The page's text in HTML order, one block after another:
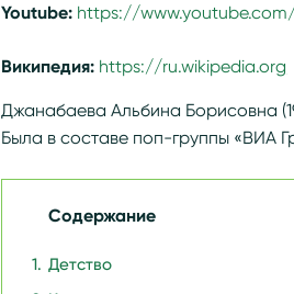
Youtube: https://www.youtube.com/
Википедия: https://
Джанабаева Альбина Борисовна
Была в составе поп-группы «ВИА
Содержание
Детство